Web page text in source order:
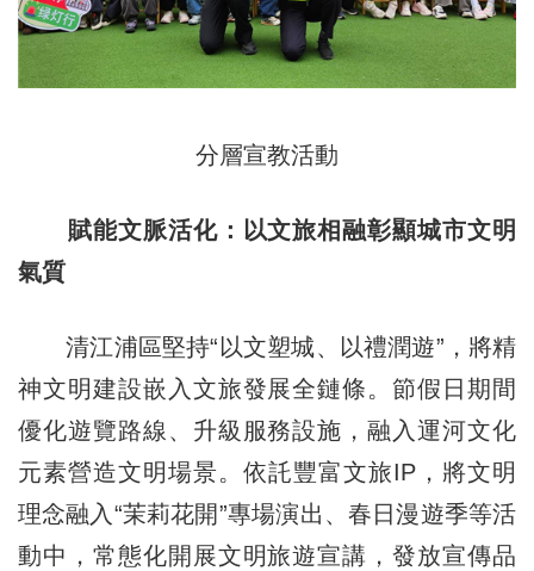
分層宣教活動
賦能文脈活化：以文旅相融彰顯城市文明
氣質
清江浦區堅持“以文塑城、以禮潤遊”，將精
神文明建設嵌入文旅發展全鏈條。節假日期間
優化遊覽路線、升級服務設施，融入運河文化
元素營造文明場景。依託豐富文旅IP，將文明
理念融入“茉莉花開”專場演出、春日漫遊季等活
動中，常態化開展文明旅遊宣講，發放宣傳品